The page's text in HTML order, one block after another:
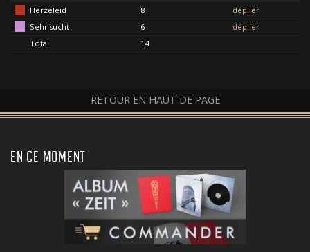
Herzeleid
8
déplier
Sehnsucht
6
déplier
Total
14
RETOUR EN HAUT DE PAGE
EN CE MOMENT